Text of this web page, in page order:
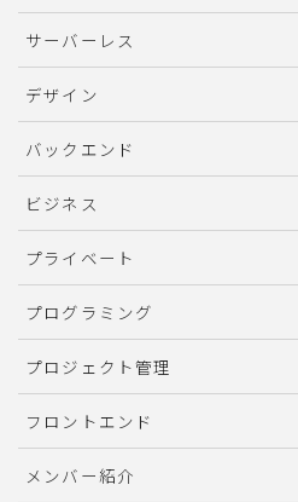
サーバーレス
デザイン
バックエンド
ビジネス
プライベート
プログラミング
プロジェクト管理
フロントエンド
メンバー紹介